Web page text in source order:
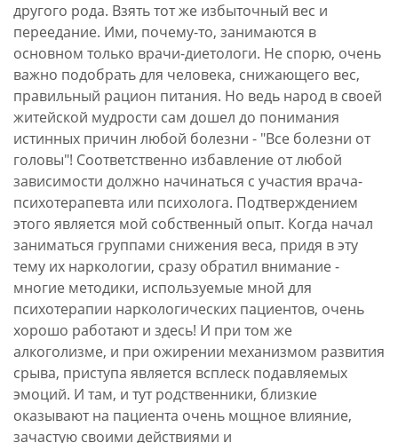
другого рода. Взять тот же избыточный вес и
переедание. Ими, почему-то, занимаются в
основном только врачи-диетологи. Не спорю, очень
важно подобрать для человека, снижающего вес,
правильный рацион питания. Но ведь народ в своей
житейской мудрости сам дошел до понимания
истинных причин любой болезни - "Все болезни от
головы"! Соответственно избавление от любой
зависимости должно начинаться с участия врача-
психотерапевта или психолога. Подтверждением
этого является мой собственный опыт. Когда начал
заниматься группами снижения веса, придя в эту
тему их наркологии, сразу обратил внимание -
многие методики, используемые мной для
психотерапии наркологических пациентов, очень
хорошо работают и здесь! И при том же
алкоголизме, и при ожирении механизмом развития
срыва, приступа является всплеск подавляемых
эмоций. И там, и тут родственники, близкие
оказывают на пациента очень мощное влияние,
зачастую своими действиями и